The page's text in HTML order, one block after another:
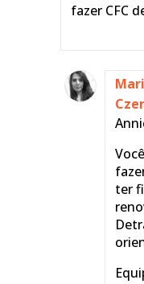
fazer CFC
ter